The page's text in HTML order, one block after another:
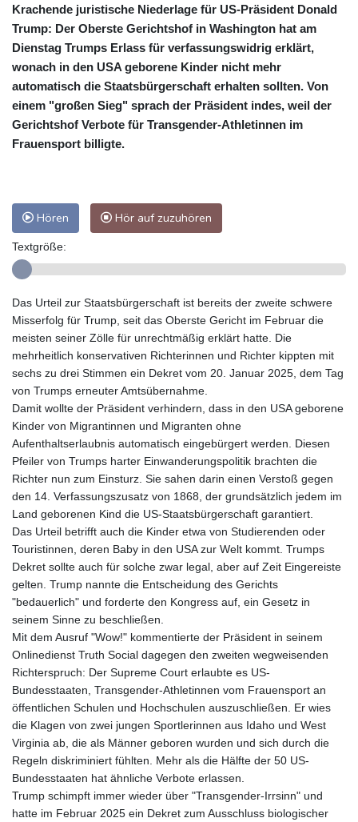
Krachende juristische Niederlage für US-Präsident Donald
Trump: Der Oberste Gerichtshof in Washington hat am
Dienstag Trumps Erlass für verfassungswidrig erklärt,
wonach in den USA geborene Kinder nicht mehr
automatisch die Staatsbürgerschaft erhalten sollten. Von
einem "großen Sieg" sprach der Präsident indes, weil der
Gerichtshof Verbote für Transgender-Athletinnen im
Frauensport billigte.
Hören Hör auf zuzuhören
Textgröße:
Das Urteil zur Staatsbürgerschaft ist bereits der zweite schwere
Misserfolg für Trump, seit das Oberste Gericht im Februar die
meisten seiner Zölle für unrechtmäßig erklärt hatte. Die
mehrheitlich konservativen Richterinnen und Richter kippten mit
sechs zu drei Stimmen ein Dekret vom 20. Januar 2025, dem Tag
von Trumps erneuter Amtsübernahme.
Damit wollte der Präsident verhindern, dass in den USA geborene
Kinder von Migrantinnen und Migranten ohne
Aufenthaltserlaubnis automatisch eingebürgert werden. Diesen
Pfeiler von Trumps harter Einwanderungspolitik brachten die
Richter nun zum Einsturz. Sie sahen darin einen Verstoß gegen
den 14. Verfassungszusatz von 1868, der grundsätzlich jedem im
Land geborenen Kind die US-Staatsbürgerschaft garantiert.
Das Urteil betrifft auch die Kinder etwa von Studierenden oder
Touristinnen, deren Baby in den USA zur Welt kommt. Trumps
Dekret sollte auch für solche zwar legal, aber auf Zeit Eingereiste
gelten. Trump nannte die Entscheidung des Gerichts
"bedauerlich" und forderte den Kongress auf, ein Gesetz in
seinem Sinne zu beschließen.
Mit dem Ausruf "Wow!" kommentierte der Präsident in seinem
Onlinedienst Truth Social dagegen den zweiten wegweisenden
Richterspruch: Der Supreme Court erlaubte es US-
Bundesstaaten, Transgender-Athletinnen vom Frauensport an
öffentlichen Schulen und Hochschulen auszuschließen. Er wies
die Klagen von zwei jungen Sportlerinnen aus Idaho und West
Virginia ab, die als Männer geboren wurden und sich durch die
Regeln diskriminiert fühlten. Mehr als die Hälfte der 50 US-
Bundesstaaten hat ähnliche Verbote erlassen.
Trump schimpft immer wieder über "Transgender-Irrsinn" und
hatte im Februar 2025 ein Dekret zum Ausschluss biologischer